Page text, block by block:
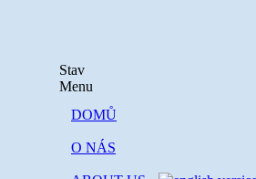
Stav
Menu
DOMŮ
O NÁS